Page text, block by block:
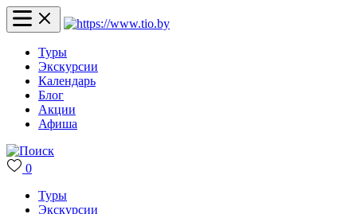
Туры
Экскурсии
Календарь
Блог
Акции
Афиша
0
Туры
Экскурсии